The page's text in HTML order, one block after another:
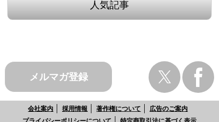
人気記事
メルマガ登録
会社案内 採用情報 著作権について
広告のご案内